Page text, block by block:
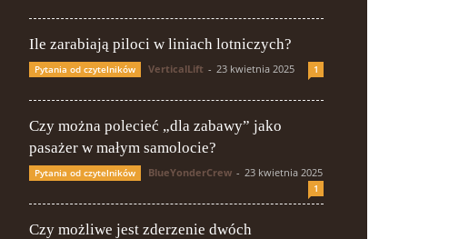
Ile zarabiają piloci w liniach lotniczych?
Pytania od czytelników VerticalLift - 23 kwietnia 2025 1
Czy można polecieć „dla zabawy” jako
pasażer w małym samolocie?
Pytania od czytelników BlueYonderCrew - 23 kwietnia 2025
1
Czy możliwe jest zderzenie dwóch